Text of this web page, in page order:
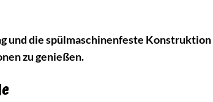
und die spülmaschinenfeste
zu genießen.